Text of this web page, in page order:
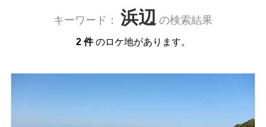
キーワード： 浜辺の検索結果
2 件のロケ地があります。